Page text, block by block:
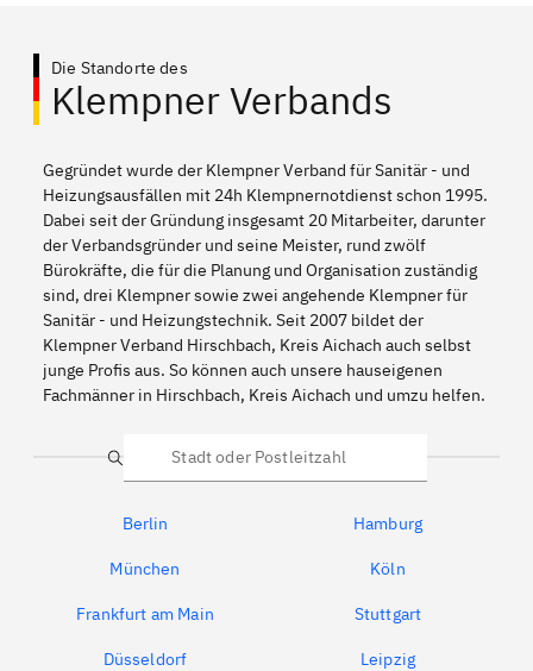
Die Standorte des
Klempner Verbands
Gegründet wurde der Klempner Verband für Sanitär - und
Heizungsausfällen mit 24h Klempnernotdienst schon 1995.
Dabei seit der Gründung insgesamt 20 Mitarbeiter, darunter
der Verbandsgründer und seine Meister, rund zwölf
Bürokräfte, die für die Planung und Organisation zuständig
sind, drei Klempner sowie zwei angehende Klempner für
Sanitär - und Heizungstechnik. Seit 2007 bildet der
Klempner Verband Hirschbach, Kreis Aichach auch selbst
junge Profis aus. So können auch unsere hauseigenen
Fachmänner in Hirschbach, Kreis Aichach und umzu helfen.
Suche
Berlin Hamburg
München Köln
Frankfurt am Main Stuttgart
Düsseldorf Leipzig